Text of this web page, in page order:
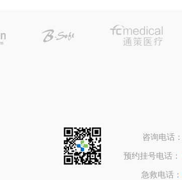
咨询电话：
预约挂号电话：
急救电话：